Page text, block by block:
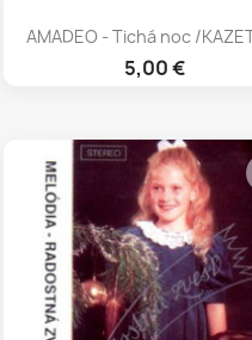
 Rýchly náhľad
AMADEO - Tichá noc /
5,00 €